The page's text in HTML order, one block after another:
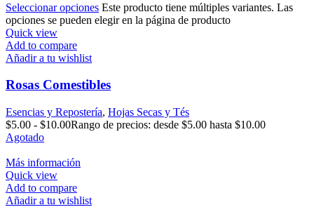
Seleccionar opciones Este producto tiene múltiples variantes. Las
opciones se pueden elegir en la página de producto
Quick view
Add to compare
Añadir a tu wishlist
Rosas Comestibles
Esencias y Repostería, Hojas Secas y Tés
$5.00 - $10.00Rango de precios: desde $5.00 hasta $10.00
Agotado
Más información
Quick view
Add to compare
Añadir a tu wishlist